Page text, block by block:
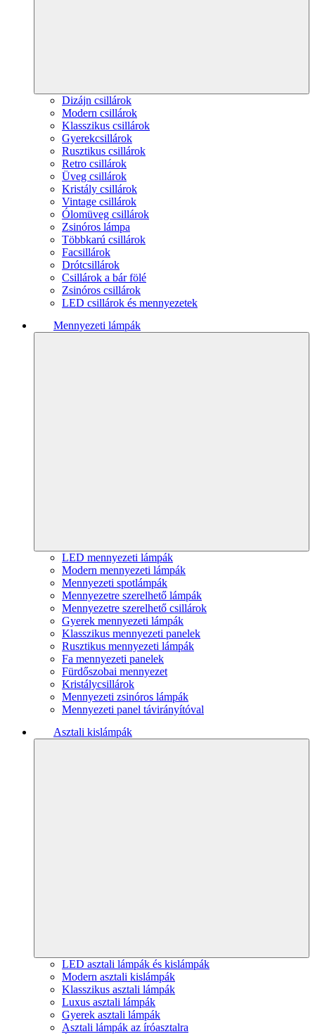
Dizájn csillárok
Modern csillárok
Klasszikus csillárok
Gyerekcsillárok
Rusztikus csillárok
Retro csillárok
Üveg csillárok
Kristály csillárok
Vintage csillárok
Ólomüveg csillárok
Zsinóros lámpa
Többkarú csillárok
Facsillárok
Drótcsillárok
Csillárok a bár fölé
Zsinóros csillárok
LED csillárok és mennyezetek
Mennyezeti lámpák
LED mennyezeti lámpák
Modern mennyezeti lámpák
Mennyezeti spotlámpák
Mennyezetre szerelhető lámpák
Mennyezetre szerelhető csillárok
Gyerek mennyezeti lámpák
Klasszikus mennyezeti panelek
Rusztikus mennyezeti lámpák
Fa mennyezeti panelek
Fürdőszobai mennyezet
Kristálycsillárok
Mennyezeti zsinóros lámpák
Mennyezeti panel távirányítóval
Asztali kislámpák
LED asztali lámpák és kislámpák
Modern asztali kislámpák
Klasszikus asztali lámpák
Luxus asztali lámpák
Gyerek asztali lámpák
Asztali lámpák az íróasztalra